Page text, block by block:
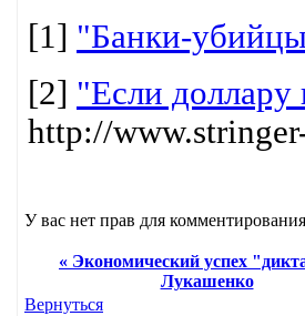
[1] "Банки-
[2] "Если доллару
http://
У вас нет прав для
« Экономический успех
Лукашенко
Вернуться